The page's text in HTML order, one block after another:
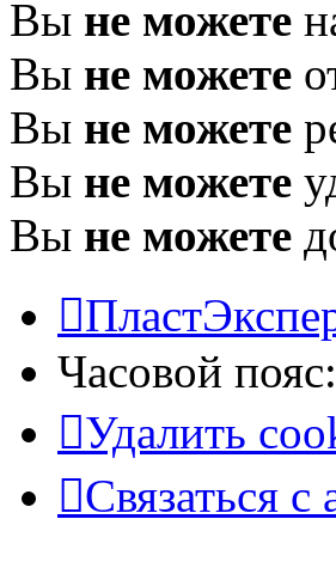
Вы не можете
Вы не можете
Вы не можете
Вы не можете
Вы не можете
Часовой пояс:
Удалить
Связаться